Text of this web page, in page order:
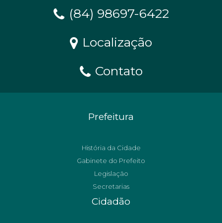
(84) 98697-6422
Localização
Contato
Prefeitura
História da Cidade
Gabinete do Prefeito
Legislação
Secretarias
Cidadão